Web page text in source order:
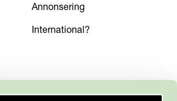
Annonsering
International?